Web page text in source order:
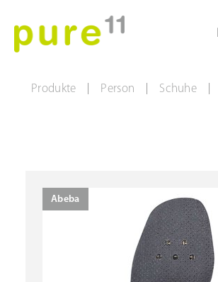
Produkte Person Schuhe
Abeba